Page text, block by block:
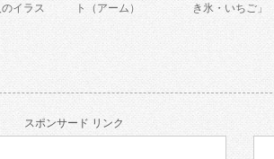
イラス
ト（アーム）
き氷・いちご」
スポンサード リンク